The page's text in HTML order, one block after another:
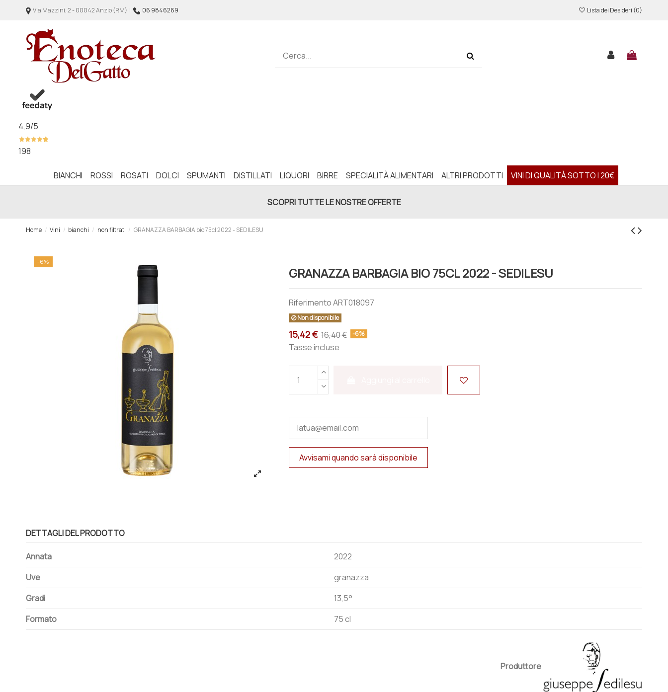
Via Mazzini, 2 - 00042 Anzio (RM) | 06 9846269 Lista dei Desideri (0)
4,9/5
198
BIANCHI ROSSI ROSATI DOLCI SPUMANTI DISTILLATI LIQUORI BIRRE SPECIALITÀ ALIMENTARI ALTRI PRODOTTI VINI DI QUALITÀ SOTTO I 20€
SCOPRI TUTTE LE NOSTRE OFFERTE
Home Vini bianchi non filtrati GRANAZZA BARBAGIA bio 75cl 2022 - SEDILESU
-6%
GRANAZZA BARBAGIA BIO 75CL 2022 - SEDILESU
RiferimentoART018097
Non disponibile
15,42 € 16,40 € -6%
Tasse incluse
DETTAGLI DEL PRODOTTO
Annata
2022
Uve
granazza
Gradi
13,5°
Formato
75 cl
Produttore